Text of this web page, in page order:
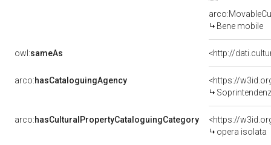
Bene mobile
owl:sameAs <http://
arco:hasCataloguingAgency
<https://
arco:hasCulturalPropertyCataloguingCategory
<https://
opera isolata